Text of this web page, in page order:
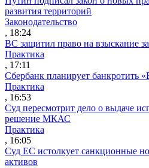
развития территорий
Законодательство
, 18:24
ВС защитил право на взыскание
Практика
, 17:11
Сбербанк планирует банкротить
Практика
, 16:53
Суд пересмотрит дело о выдаче
решение МКАС
Практика
, 16:05
Суд ЕС истолкует санкционные
активов